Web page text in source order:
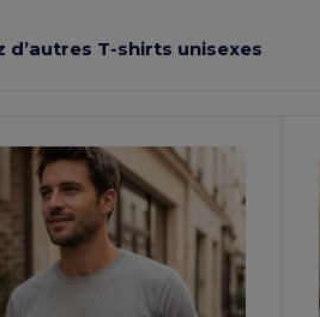
d’autres T‑shirts unisexes